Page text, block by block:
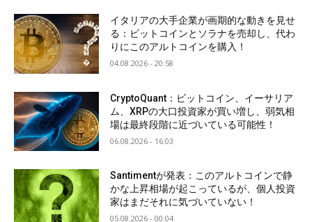
イタリアの大手企業が画期的な動きを見せ
る：ビットコインとソラナを売却し、代わ
りにこのアルトコインを購入！
04.08.2026 - 20:58
CryptoQuant：ビットコイン、イーサリア
ム、XRPの大口投資家が買い増し、弱気相
場は最終段階に近づいている可能性！
06.08.2026 - 16:03
Santimentが発表：このアルトコインで静
かな上昇相場が起こっているが、個人投資
家はまだそれに気づいていない！
05.08.2026 - 00:04